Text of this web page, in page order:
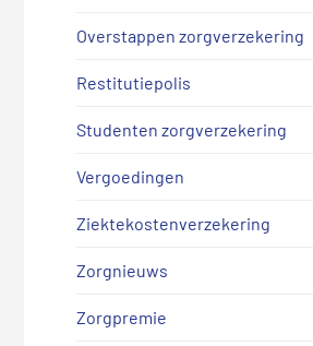
Overstappen zorgverzekering
Restitutiepolis
Studenten zorgverzekering
Vergoedingen
Ziektekostenverzekering
Zorgnieuws
Zorgpremie